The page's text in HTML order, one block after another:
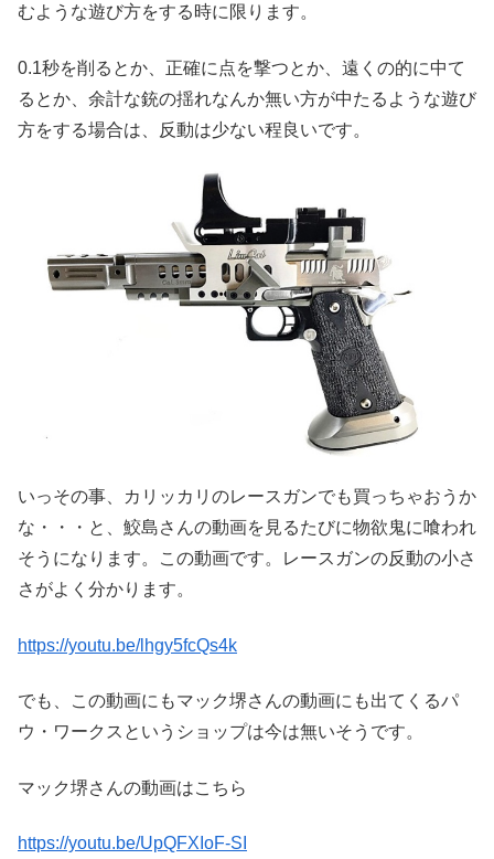
むような遊び方をする時に限ります。
0.1秒を削るとか、正確に点を撃つとか、遠くの的に中て
るとか、余計な銃の揺れなんか無い方が中たるような遊び
方をする場合は、反動は少ない程良いです。
いっその事、カリッカリのレースガンでも買っちゃおうか
な・・・と、鮫島さんの動画を見るたびに物欲鬼に喰われ
そうになります。この動画です。レースガンの反動の小さ
さがよく分かります。
https://youtu.be/lhgy5fcQs4k
でも、この動画にもマック堺さんの動画にも出てくるパ
ウ・ワークスというショップは今は無いそうです。
マック堺さんの動画はこちら
https://youtu.be/UpQFXIoF-SI